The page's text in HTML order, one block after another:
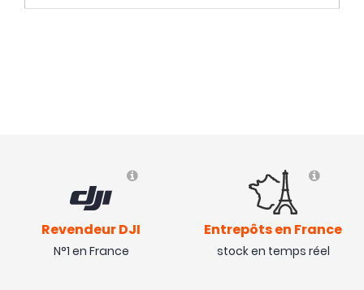
Revendeur DJI
N°1 en France
Entrepôts en France
stock en temps réel